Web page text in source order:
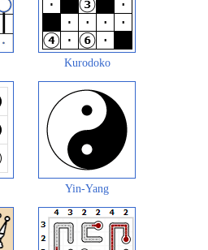
Kurodoko
Yin-Yang